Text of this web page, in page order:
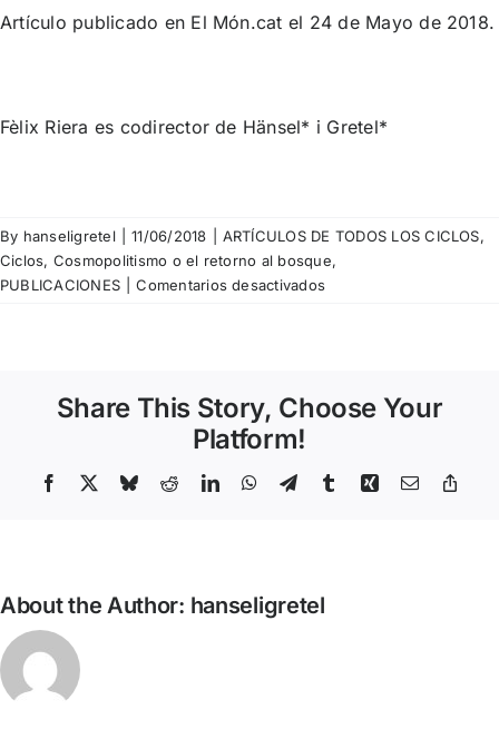
Artículo publicado en El Món.cat el 24 de Mayo de 2018.
Fèlix Riera es codirector de Hänsel* i Gretel*
By hanseligretel 11/06/2018 ARTÍCULOS DE TODOS LOS CICLOS,
Ciclos, Cosmopolitismo o el retorno al bosque,
PUBLICACIONES
Comentarios desactivadosen
curiosidad
gato
Share This Story, Choose Your
Platform!
Facebook BlueskyRedditLinkedInWhatsApp
TelegramTumblrXing Email
About the Author: hanseligretel